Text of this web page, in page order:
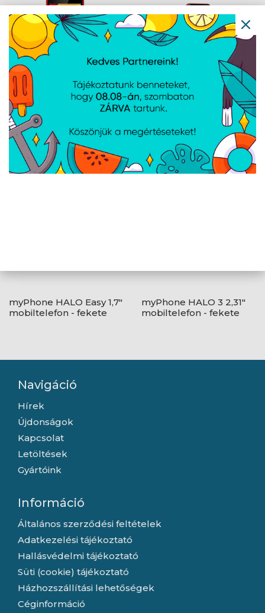
myPhone HALO 3 2,31"
mobiltelefon - piros
myPhone HALO Easy 1,7"
mobiltelefon - piros
myPhone HALO Easy 1,7"
mobiltelefon - fekete
myPhone HALO 3 2,31"
mobiltelefon - fekete
Navigáció
Hírek
Újdonságok
Kapcsolat
Letöltések
Gyártóink
Információ
Általános szerződési feltételek
Adatkezelési tájékoztató
Hallásvédelmi tájékoztató
Süti (cookie) tájékoztató
Házhozszállítási lehetőségek
Céginformáció